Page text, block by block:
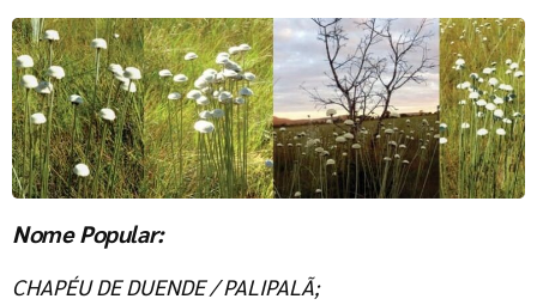
Nome Popular:
CHAPÉU DE DUENDE / PALIPALÃ;